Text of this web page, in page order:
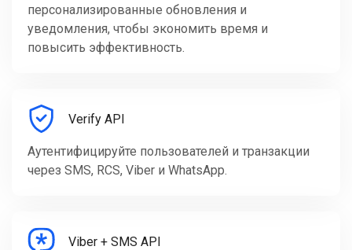
персонализированные обновления и
уведомления, чтобы экономить время и
повысить эффективность.
Verify API
Аутентифицируйте пользователей и транзакции
через SMS, RCS, Viber и WhatsApp.
Viber + SMS API